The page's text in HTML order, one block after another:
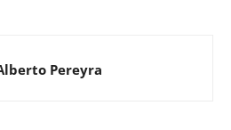
Pereyra